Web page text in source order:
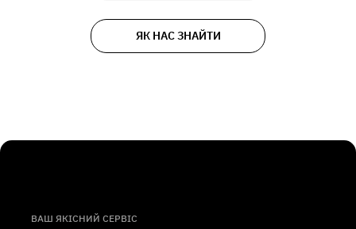
ЯК НАС ЗНАЙТИ
ВАШ ЯКІСНИЙ СЕРВІС